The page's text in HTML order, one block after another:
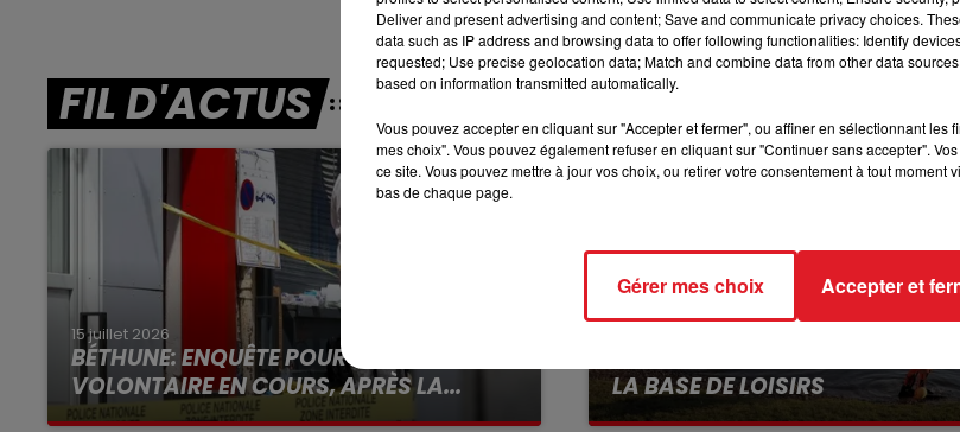
10h00 - 12h00
RDL WEEKEND
FIL D'ACTUS
15 juillet 2026
BÉTHUNE: ENQUÊTE POUR HOMICIDE
VOLONTAIRE EN COURS, APRÈS LA...
Selon les premiers éléments, le logement
LA BASE DE LOISIRS
La victime a coulé à pic
Deliver and present advertising and content; Save and communicate privacy choices.
data such as IP address and browsing data to offer following functionalities: Identify
requested; Use precise geolocation data; Match and combine data from other data
based on information transmitted automatically.
Vous pouvez accepter en cliquant sur "Accepter et fermer", ou affiner en sélectionnant les
mes choix". Vous pouvez également refuser en cliquant sur "Continuer sans accepter".
ce site. Vous pouvez mettre à jour vos choix, ou retirer votre consentement à tout moment
bas de chaque page.
Gérer mes choix Accepter et